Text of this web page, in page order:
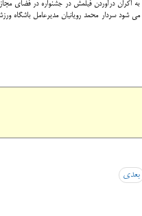
اکران درآوردن فیلمش در جشنواره در فضای
شود سردار محمد رویانیان مدیرعامل باشگاه
بعدی